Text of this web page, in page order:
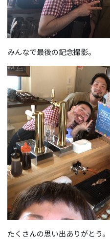
みんなで最後の記念撮影。
たくさんの思い出ありがとう。